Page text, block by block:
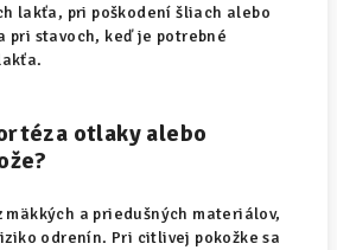
lakťa, pri poškodení šliach alebo
pri stavoch, keď je potrebné
otlaky alebo
mäkkých a priedušných materiálov,
odrenín. Pri citlivej pokožke sa